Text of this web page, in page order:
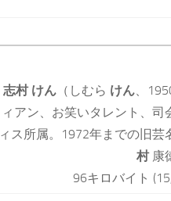
志村 けん （しむら けん 、
ィアン、お笑いタレント、
ィス所属。1972年までの旧
村康
96キロバイト